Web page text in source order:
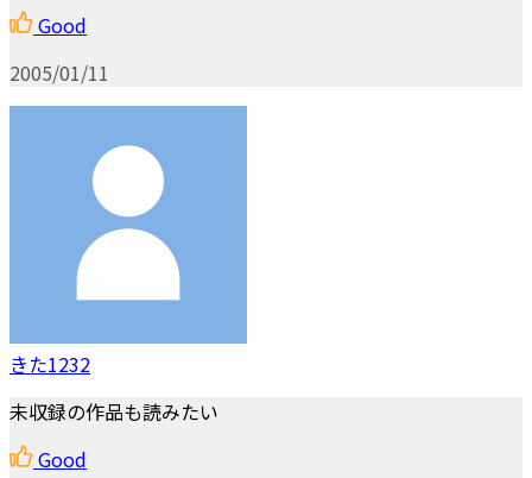
Good
2005/01/11
きた1232
未収録の作品も読みたい
Good